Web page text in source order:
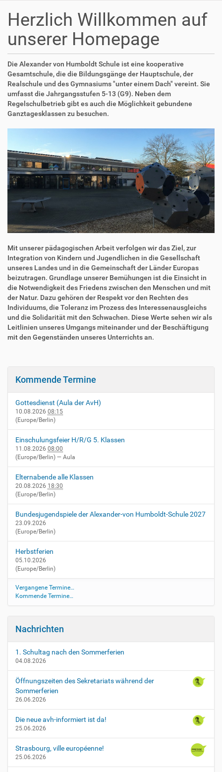
Herzlich Willkommen auf
unserer Homepage
Die Alexander von Humboldt Schule ist eine kooperative
Gesamtschule, die die Bildungsgänge der Hauptschule, der
Realschule und des Gymnasiums "unter einem Dach" vereint. Sie
umfasst die Jahrgangsstufen 5-13 (G9). Neben dem
Regelschulbetrieb gibt es auch die Möglichkeit gebundene
Ganztagesklassen zu besuchen.
Mit unserer pädagogischen Arbeit verfolgen wir das Ziel, zur
Integration von Kindern und Jugendlichen in die Gesellschaft
unseres Landes und in die Gemeinschaft der Länder Europas
beizutragen. Grundlage unserer Bemühungen ist die Einsicht in
die Notwendigkeit des Friedens zwischen den Menschen und mit
der Natur. Dazu gehören der Respekt vor den Rechten des
Individuums, die Toleranz im Prozess des Interessenausgleichs
und die Solidarität mit den Schwachen. Diese Werte sehen wir als
Leitlinien unseres Umgangs miteinander und der Beschäftigung
mit den Gegenständen unseres Unterrichts an.
l
Kommende Termine
Gottesdienst (Aula der AvH)
10.08.2026 08:15
(Europe/Berlin)
Einschulungsfeier H/R/G 5. Klassen
11.08.2026 08:00
(Europe/Berlin) — Aula
Elternabende alle Klassen
20.08.2026 18:30
(Europe/Berlin)
Bundesjugendspiele der Alexander-von Humboldt-Schule 2027
23.09.2026
(Europe/Berlin)
Herbstferien
05.10.2026
(Europe/Berlin)
Vergangene Termine…
Kommende Termine…
Nachrichten
1. Schultag nach den Sommerferien
04.08.2026
Öffnungszeiten des Sekretariats während der
Sommerferien
26.06.2026
Die neue avh-informiert ist da!
25.06.2026
Strasbourg, ville européenne!
25.06.2026